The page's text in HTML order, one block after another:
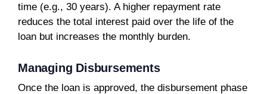
time (e.g., 30 years). A higher repayment rate
reduces the total interest paid over the life of the
loan but increases the monthly burden.
Managing Disbursements
Once the loan is approved, the disbursement phase